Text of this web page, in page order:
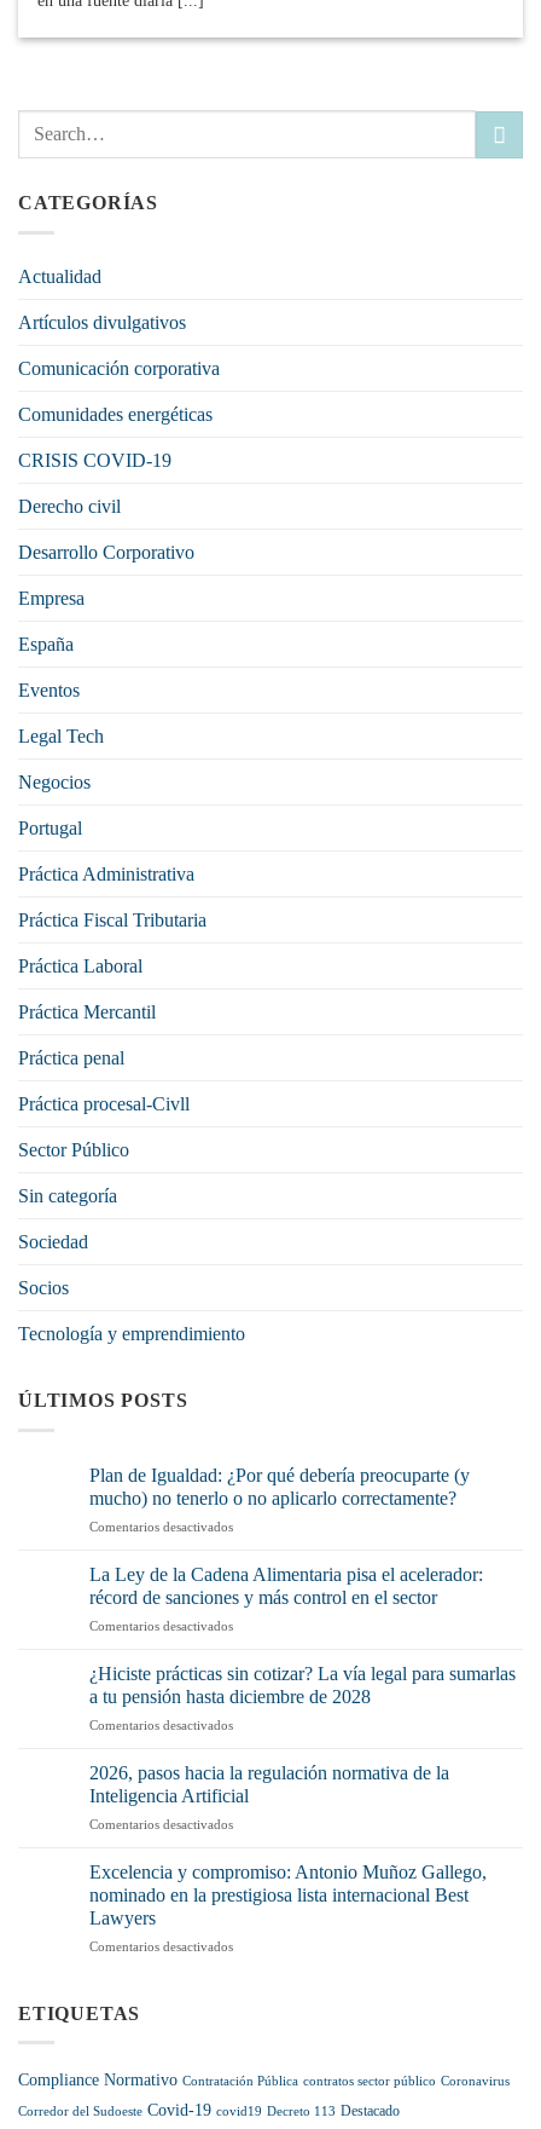
CATEGORÍAS
Actualidad
Artículos divulgativos
Comunicación corporativa
Comunidades energéticas
CRISIS COVID-19
Derecho civil
Desarrollo Corporativo
Empresa
España
Eventos
Legal Tech
Negocios
Portugal
Práctica Administrativa
Práctica Fiscal Tributaria
Práctica Laboral
Práctica Mercantil
Práctica penal
Práctica procesal-Civll
Sector Público
Sin categoría
Sociedad
Socios
Tecnología y emprendimiento
ÚLTIMOS POSTS
Plan de Igualdad: ¿Por qué debería preocuparte (y
mucho) no tenerlo o no aplicarlo correctamente?
Comentarios desactivadosen
Igualdad:
¿Por
qué
preocuparte
(y
no
o
no
correctamente?
La Ley de la Cadena Alimentaria pisa el acelerador:
récord de sanciones y más control en el sector
Comentarios desactivadosen
Ley
la
Cadena
pisa
el
récord
sanciones
y
en
¿Hiciste prácticas sin cotizar? La vía legal para sumarlas
a tu pensión hasta diciembre de 2028
Comentarios desactivadosen
prácticas
cotizar?
La
legal
para
sumarlas
tu
2026, pasos hacia la regulación normativa de la
Inteligencia Artificial
Comentarios desactivadosen
la
normativa
Excelencia y compromiso: Antonio Muñoz Gallego,
nominado en la prestigiosa lista internacional Best
Lawyers
Comentarios desactivadosen
nominado
en
ETIQUETAS
Compliance Normativo Contratación Pública contratos sector público Coronavirus
Corredor del Sudoeste Covid-19 covid19 Decreto 113 Destacado